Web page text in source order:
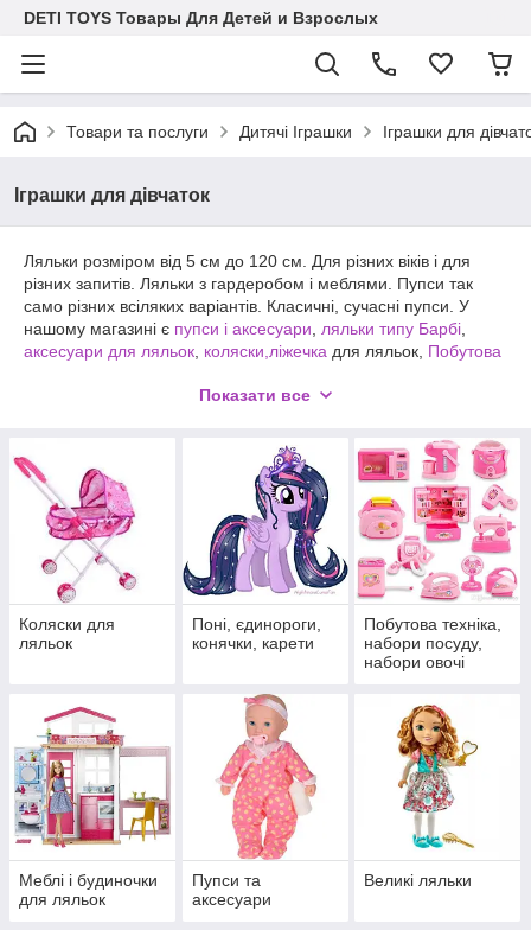
DETI TOYS Товары Для Детей и Взрослых
Товари та послуги Дитячі Іграшки Іграшки для
Іграшки для дівчаток
Ляльки розміром від 5 см до 120 см. Для різних віків і для
різних запитів. Ляльки з гардеробом і меблями. Пупси так
само різних всіляких варіантів. Класичні, сучасні пупси. У
нашому магазині є пупси і аксесуари ляльки типу Барбі
аксесуари для ляльок коляски,ліжечка для ляльок, Побутова
ЛОЛ ЛОЛ ляльки. Улюблені іграшки дівчаток
Показати все
Коляски для
ляльок
Поні, єдинороги,
конячки, карети
Побутова техніка,
набори посуду,
набори овочі
Меблі і будиночки
для ляльок
Пупси та
аксесуари
Великі ляльки